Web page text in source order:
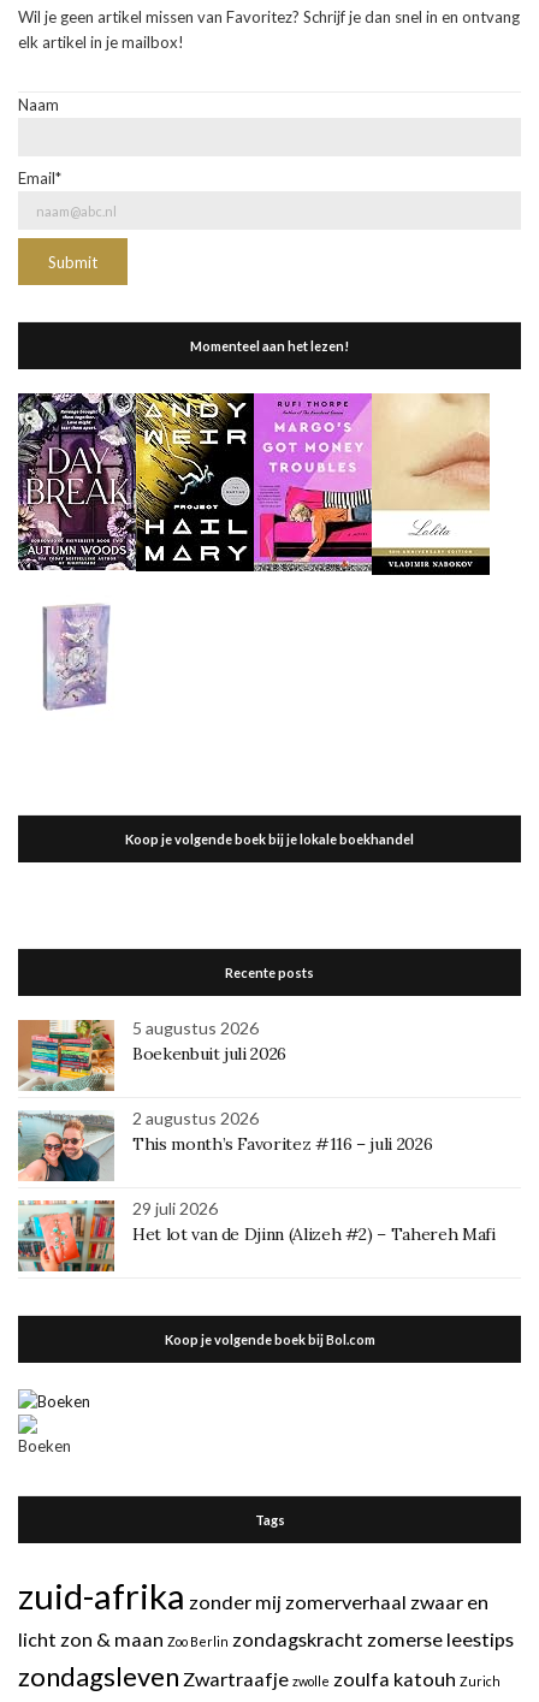
Wil je geen artikel missen van Favoritez? Schrijf je dan snel in en ontvang
elk artikel in je mailbox!
Naam
Email*
Momenteel aan het lezen!
Koop je volgende boek bij je lokale boekhandel
Recente posts
5 augustus 2026
Boekenbuit juli 2026
2 augustus 2026
This month’s Favoritez #116 – juli 2026
29 juli 2026
Het lot van de Djinn (Alizeh #2) – Tahereh Mafi
Koop je volgende boek bij Bol.com
Tags
zuid-afrika zonder mij zomerverhaal zwaar en
licht zon & maan Zoo Berlin zondagskracht zomerse leestips
zondagsleven Zwartraafje zwolle zoulfa katouh Zurich